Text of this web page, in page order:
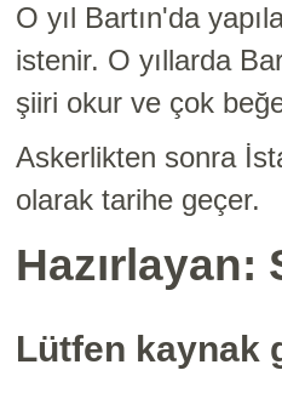
O yıl Bartın'da
istenir. O yıllarda
şiiri okur ve çok
Askerlikten sonra
olarak tarihe geçer.
Hazırlayan:
Lütfen kaynak